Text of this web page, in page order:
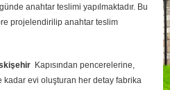
anahtar teslimi yapılmaktadır. Bu
projelendirilip anahtar teslim
Kapısından pencerelerine,
kadar evi oluşturan her detay fabrika